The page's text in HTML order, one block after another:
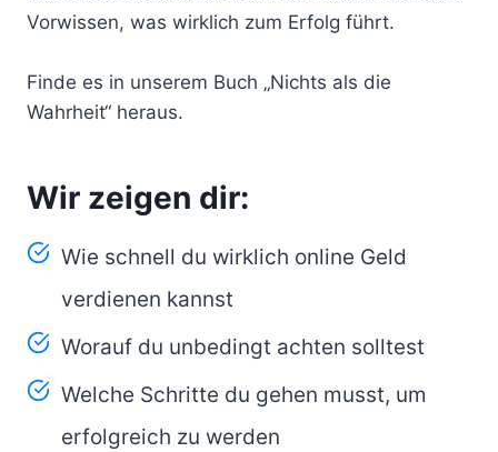
Vorwissen, was wirklich zum Erfolg führt.
Finde es in unserem Buch „Nichts als die
Wahrheit“ heraus.
Wir zeigen dir:
Wie schnell du wirklich online Geld
verdienen kannst
Worauf du unbedingt achten solltest
Welche Schritte du gehen musst, um
erfolgreich zu werden